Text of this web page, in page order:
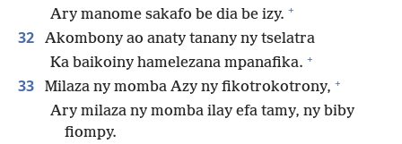
Ary manome sakafo be dia be izy. +
32
Akombony ao anaty tanany ny tselatra
Ka baikoiny hamelezana mpanafika. +
33 Milaza ny momba Azy ny fikotrokotrony, +
Ary milaza ny momba ilay efa tamy, ny biby
fiompy.